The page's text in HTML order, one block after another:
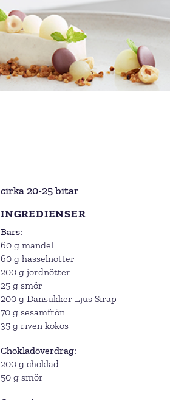
cirka 20-25 bitar
INGREDIENSER
Bars
60 g mandel
60 g hasselnötter
200 g jordnötter
25 g smör
200 g Dansukker Ljus Sirap
70 g sesamfrön
35 g riven kokos
Chokladöverdrag
200 g choklad
50 g smör